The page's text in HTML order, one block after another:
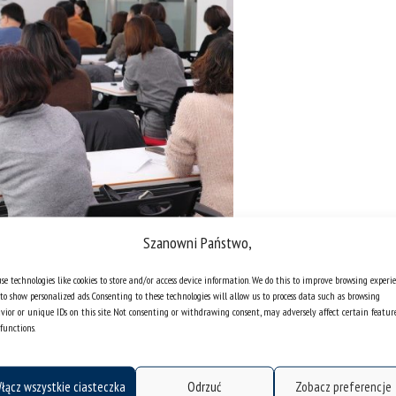
Szanowni Państwo,
technologies like cookies to store and/or access device information. We do this to improve browsing
show personalized ads. Consenting to these technologies will allow us to process data such as browsing
or unique IDs on this site. Not consenting or withdrawing consent, may adversely affect certain
wszystkie ciasteczka Odrzuć Zobacz preferencje
Roku Akademickiego 2022/2023!